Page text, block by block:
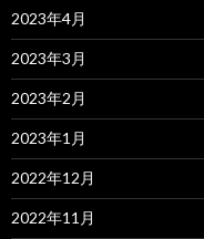
2023年4月
2023年3月
2023年2月
2023年1月
2022年12月
2022年11月